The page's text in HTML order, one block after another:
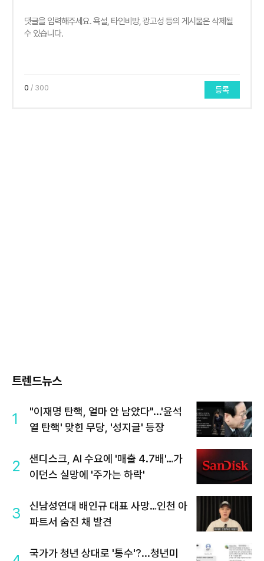
0 / 300 등록
트렌드뉴스
1
"이재명 탄핵, 얼마 안 남았다"...'윤석
열 탄핵' 맞힌 무당, '성지글' 등장
2
샌디스크, AI 수요에 '매출 4.7배'…가
이던스 실망에 '주가는 하락'
3
신남성연대 배인규 대표 사망…인천 아
파트서 숨진 채 발견
국가가 청년 상대로 '통수'?...청년미